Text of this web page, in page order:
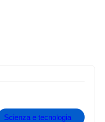
Scienza e tecnologia